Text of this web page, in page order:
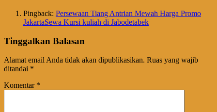
Pingback: Persewaan Tiang Antrian Mewah Harga Promo
JakartaSewa Kursi kuliah di Jabodetabek
Tinggalkan Balasan
Alamat email Anda tidak akan dipublikasikan. Ruas yang wajib
ditandai *
Komentar *